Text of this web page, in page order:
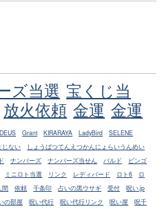
ズ当選 宝くじ当
放火依頼 金運 金運
Grant KIRARAYA LadyBird
SELENE
じない
しょうばつてんえつかんにょらいうんめい
ナンバーズ ナンバーズ当せん バルド
ビンゴ
ミニロト当選 リンク レディバード ロト6
ロ
間 依頼 千条印 占いの黒ウサギ 受付
呪い.jp
の部屋 呪い代行 呪い代行リンク 呪い屋
呪千